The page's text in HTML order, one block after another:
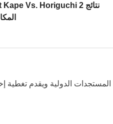
الدولية ويقدم تغطية